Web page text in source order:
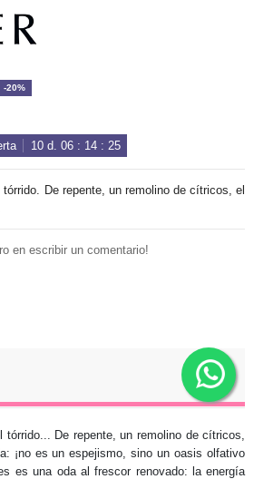
-20%
10d. 06: 14: 25
De repente, un remolino de cítricos, el
en escribir un comentario!
De repente, un remolino de cítricos,
¡no es un espejismo, sino un oasis olfativo
es una oda al frescor renovado: la energía